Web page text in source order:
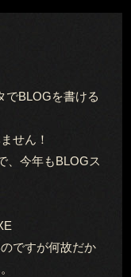
でBLOGを書ける
せん！
、今年もBLOGス
ですが何故だか